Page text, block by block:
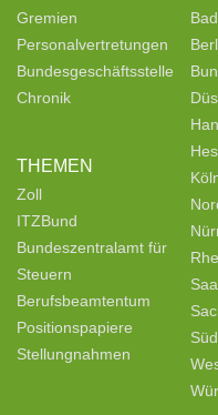
Gremien
Personalvertretungen
Bundesgeschäftsstelle
Chronik
THEMEN
Zoll
ITZBund
Bundeszentralamt für
Steuern
Berufsbeamtentum
Positionspapiere
Stellungnahmen